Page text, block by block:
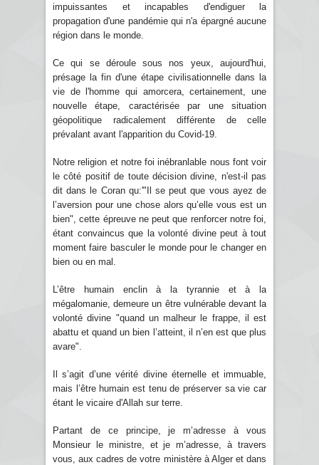
impuissantes et incapables d'endiguer la
propagation d'une pandémie qui n'a épargné aucune
région dans le monde.
Ce qui se déroule sous nos yeux, aujourd'hui,
présage la fin d'une étape civilisationnelle dans la
vie de l'homme qui amorcera, certainement, une
nouvelle étape, caractérisée par une situation
géopolitique radicalement différente de celle
prévalant avant l'apparition du Covid-19.
Notre religion et notre foi inébranlable nous font voir
le côté positif de toute décision divine, n'est-il pas
dit dans le Coran qu:'"Il se peut que vous ayez de
l’aversion pour une chose alors qu’elle vous est un
bien", cette épreuve ne peut que renforcer notre foi,
étant convaincus que la volonté divine peut à tout
moment faire basculer le monde pour le changer en
bien ou en mal.
L’être humain enclin à la tyrannie et à la
mégalomanie, demeure un être vulnérable devant la
volonté divine "quand un malheur le frappe, il est
abattu et quand un bien l’atteint, il n’en est que plus
avare".
Il s’agit d’une vérité divine éternelle et immuable,
mais l’être humain est tenu de préserver sa vie car
étant le vicaire d'Allah sur terre.
Partant de ce principe, je m’adresse à vous
Monsieur le ministre, et je m’adresse, à travers
vous, aux cadres de votre ministère à Alger et dans